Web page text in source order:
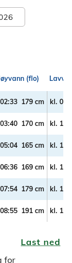
(flo)
02:33 179 cm kl.
03:40 170 cm kl.
05:04 165 cm kl.
06:36 169 cm kl.
07:54 179 cm kl.
08:55 191 cm kl.
Last ned
for